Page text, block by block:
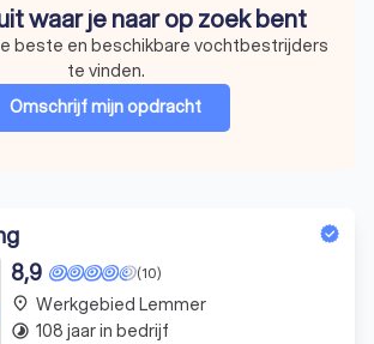
waar je naar op zoek bent
beste en beschikbare vochtbestrijders
te vinden.
Omschrijf mijn opdracht
(10)
8,9
place Werkgebied Lemmer
timelapse 108 jaar in bedrijf